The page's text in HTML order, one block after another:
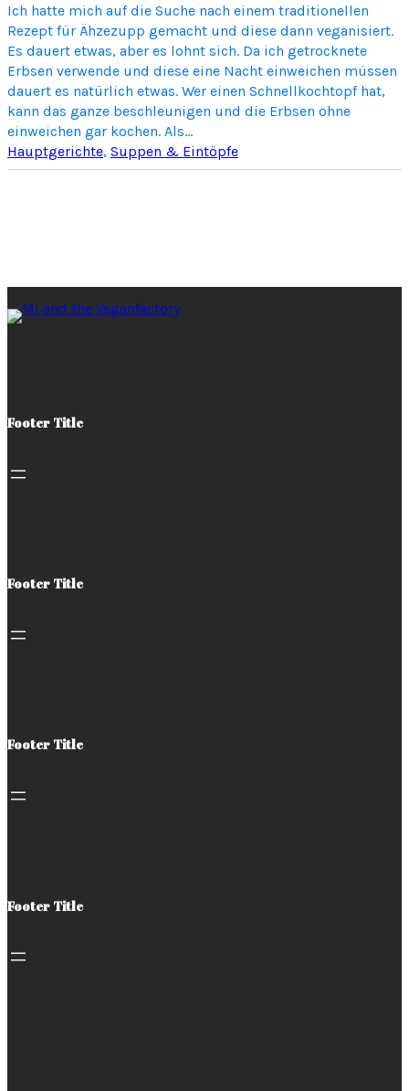
Ich hatte mich auf die Suche nach einem traditionellen
Rezept für Ähzezupp gemacht und diese dann veganisiert.
Es dauert etwas, aber es lohnt sich. Da ich getrocknete
Erbsen verwende und diese eine Nacht einweichen müssen
dauert es natürlich etwas. Wer einen Schnellkochtopf hat,
kann das ganze beschleunigen und die Erbsen ohne
einweichen gar kochen. Als…
Hauptgerichte, Suppen & Eintöpfe
Footer Title
Footer Title
Footer Title
Footer Title